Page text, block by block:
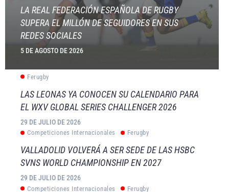
LA REAL FEDERACIÓN ESPAÑOLA DE RUGBY
SUPERA EL MILLÓN DE SEGUIDORES EN SUS
REDES SOCIALES
5 DE AGOSTO DE 2026
Ferugby
LAS LEONAS YA CONOCEN SU CALENDARIO PARA
EL WXV GLOBAL SERIES CHALLENGER 2026
29 DE JULIO DE 2026
Competiciones Internacionales Ferugby
VALLADOLID VOLVERÁ A SER SEDE DE LAS HSBC
SVNS WORLD CHAMPIONSHIP EN 2027
29 DE JULIO DE 2026
Competiciones Internacionales Ferugby